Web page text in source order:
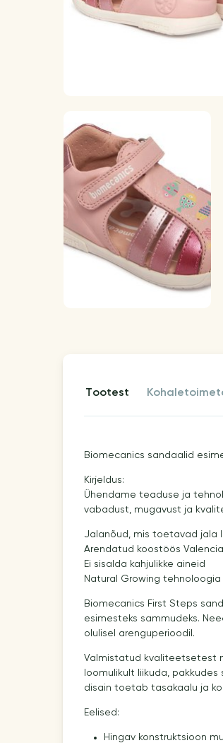
tootest
Biomecanics sandaalid
Kirjeldus:
Ühendame teaduse ja
vabadust, mugavust ja
Jalanõud, mis toetavad jala
Arendatud koostöös
Ei sisalda kahjulikke aineid
Natural Growing
Biomecanics First Steps
esimesteks sammudeks.
olulisel arenguperioodil.
Valmistatud kvaliteetsetest
loomulikult liikuda,
disain toetab tasakaalu ja
Eelised:
Hingav konstruktsioon